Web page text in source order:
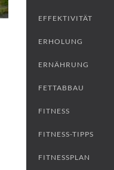
EFFEKTIVITÄT
ERHOLUNG
ERNÄHRUNG
FETTABBAU
FITNESS
FITNESS-TIPPS
FITNESSPLAN